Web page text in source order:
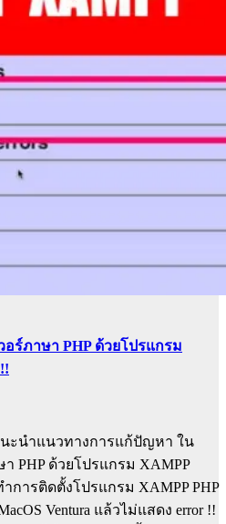
ร์ภาษา PHP ด้วยโปรแกรม
ะนำแนวทางการแก้ปัญหา ใน
PHP ด้วยโปรแกรม XAMPP
การติดตั้งโปรแกรม XAMPP PHP
Ventura แล้วไม่แสดง error !!